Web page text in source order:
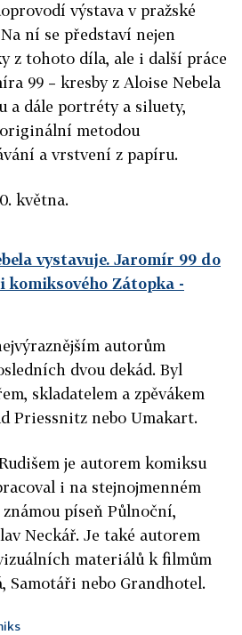
výstava v pražské
ní se představí nejen
z tohoto díla, ale i další práce
99 – kresby z Aloise Nebela
a dále portréty a siluety,
metodou
a vrstvení z papíru.
května.
vystavuje. Jaromír 99 do
komiksového Zátopka -
autorům
dvou dekád. Byl
skladatelem a zpěvákem
Priessnitz nebo Umakart.
je autorem komiksu
i na stejnojmenném
píseň Půlnoční,
Neckář. Je také autorem
materiálů k filmům
Samotáři nebo Grandhotel.